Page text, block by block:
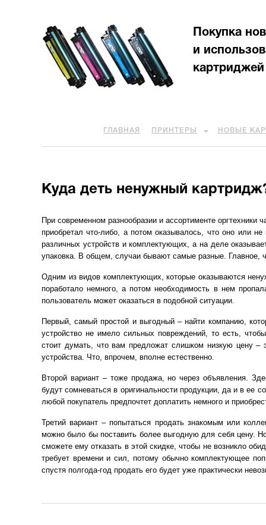
Покупка
и
картриджей
ГЛАВНАЯ ПРИНТЕРЫ НОВЫЕ
Куда деть ненужный
При современном разнообразии и ассортименте
приобретал что-либо, а потом оказывалось, что оно или
различных устройств и комплектующих, а на деле
упаковка. В общем, случаи бывают самые разные. Главное,
Одним из видов комплектующих, которые оказываются
поработало немного, а потом необходимость в нем
пользователь может оказаться в подобной ситуации.
Первый, самый простой и выгодный – найти компанию,
устройство не имело сильных повреждений, то есть,
стоит думать, что вам предложат слишком низкую цену –
устройства. Что, впрочем, вполне естественно.
Второй вариант – тоже продажа, но через объявления.
будут сомневаться в оригинальности продукции, да и в ее
любой покупатель предпочтет доплатить немного и
Третий вариант – попытаться продать знакомым или
можно было бы поставить более выгодную для себя цену.
сможете ему отказать в этой скидке, чтобы не возникло
требует времени и сил, потому обычно комплектующее
спустя полгода-год продать его будет уже практически